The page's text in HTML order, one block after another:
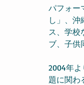
パフォー
し」、
ス、学校
ブ、子供
2004年よ
題に関わ